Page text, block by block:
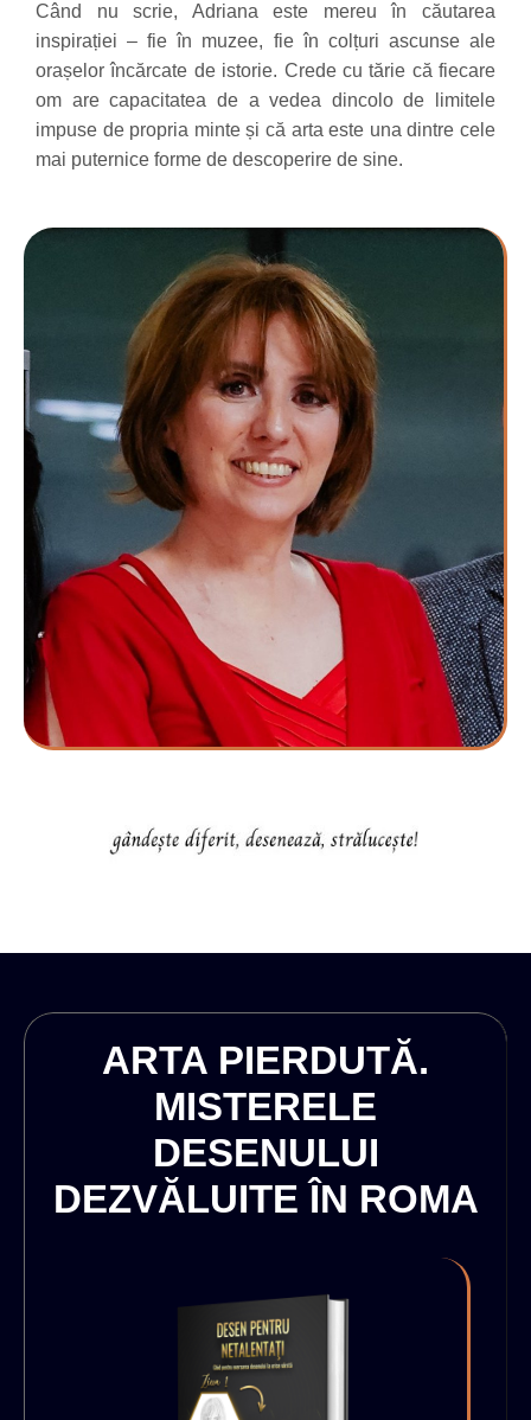
Când nu scrie, Adriana este mereu în căutarea
inspirației – fie în muzee, fie în colțuri ascunse ale
orașelor încărcate de istorie. Crede cu tărie că fiecare
om are capacitatea de a vedea dincolo de limitele
impuse de propria minte și că arta este una dintre cele
mai puternice forme de descoperire de sine.
ARTA PIERDUTĂ.
MISTERELE
DESENULUI
DEZVĂLUITE ÎN ROMA